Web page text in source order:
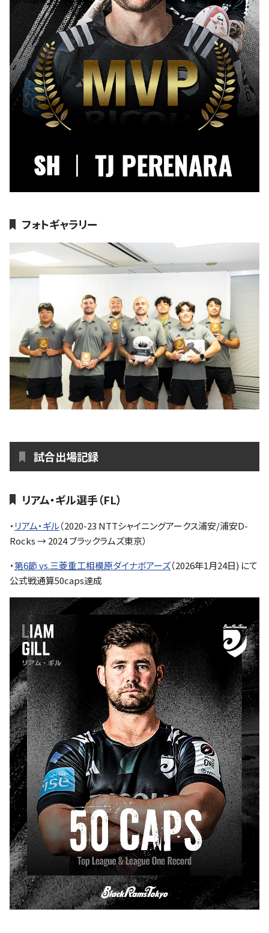
フォトギャラリー
試合出場記録
リアム・ギル選手（FL）
・ リアム・ギル（2020-23 NTTシャイニングアークス浦安/浦安D-
Rocks → 2024 ブラックラムズ東京）
・第6節 vs.三菱重工相模原ダイナボアーズ（2026年1月24日) にて
公式戦通算50caps達成